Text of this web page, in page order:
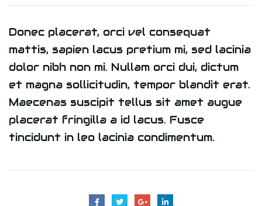
Donec placerat, orci vel consequat
mattis, sapien lacus pretium mi, sed lacinia
dolor nibh non mi. Nullam orci dui, dictum
et magna sollicitudin, tempor blandit erat.
Maecenas suscipit tellus sit amet augue
placerat fringilla a id lacus. Fusce
tincidunt in leo lacinia condimentum.